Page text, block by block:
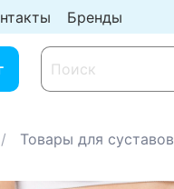
Бренды
Товары для суставов